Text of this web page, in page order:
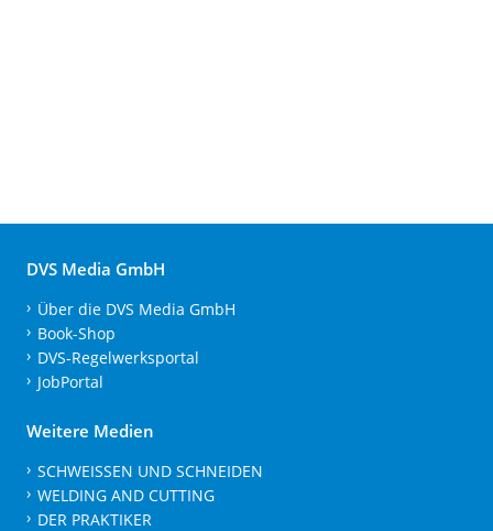
DVS Media GmbH
Über die DVS Media GmbH
Book-Shop
DVS-Regelwerksportal
JobPortal
Weitere Medien
SCHWEISSEN UND SCHNEIDEN
WELDING AND CUTTING
DER PRAKTIKER